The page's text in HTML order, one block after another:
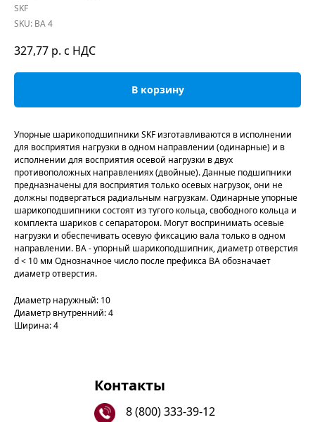
SKF
SKU: BA 4
327,77 р. с НДС
В корзину
Упорные шарикоподшипники SKF изготавливаются в исполнении
для восприятия нагрузки в одном направлении (одинарные) и в
исполнении для восприятия осевой нагрузки в двух
противоположных направлениях (двойные). Данные подшипники
предназначены для восприятия только осевых нагрузок, они не
должны подвергаться радиальным нагрузкам. Одинарные упорные
шарикоподшипники состоят из тугого кольца, свободного кольца и
комплекта шариков с сепаратором. Могут воспринимать осевые
нагрузки и обеспечивать осевую фиксацию вала только в одном
направлении. BA - упорный шарикоподшипник, диаметр отверстия
d < 10 мм Однозначное число после префикса BA обозначает
диаметр отверстия.
Диаметр наружный: 10
Диаметр внутренний: 4
Ширина: 4
Контакты
8 (800) 333-39-12